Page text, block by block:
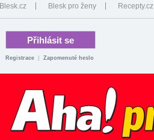
Blesk.cz Blesk pro ženy Recepty.cz
Registrace Zapomenuté heslo